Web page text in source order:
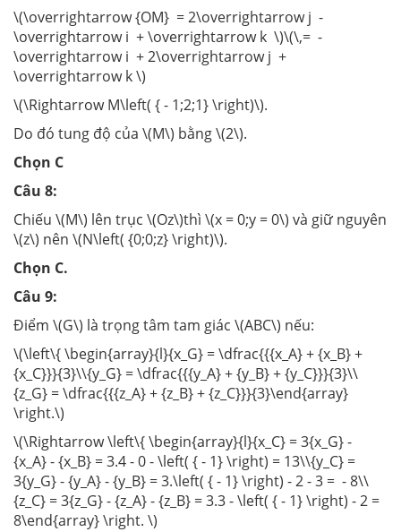
\(\overrightarrow {OM} = 2\overrightarrow j -
\overrightarrow i + \overrightarrow k \)\(\,= -
\overrightarrow i + 2\overrightarrow j +
\overrightarrow k \)
\(\Rightarrow M\left( { - 1;2;1} \right)\).
Do đó tung độ của \(M\) bằng \(2\).
Chọn C
Câu 8:
Chiếu \(M\) lên trục \(Oz\)thì \(x = 0;y = 0\) và giữ nguyên
\(z\) nên \(N\left( {0;0;z} \right)\).
Chọn C.
Câu 9:
Điểm \(G\) là trọng tâm tam giác \(ABC\) nếu:
\(\left\{ \begin{array}{l}{x_G} = \dfrac{{{x_A} + {x_B} +
{x_C}}}{3}\\{y_G} = \dfrac{{{y_A} + {y_B} + {y_C}}}{3}\\
{z_G} = \dfrac{{{z_A} + {z_B} + {z_C}}}{3}\end{array}
\right.\)
\(\Rightarrow \left\{ \begin{array}{l}{x_C} = 3{x_G} -
{x_A} - {x_B} = 3.4 - 0 - \left( { - 1} \right) = 13\\{y_C} =
3{y_G} - {y_A} - {y_B} = 3.\left( { - 1} \right) - 2 - 3 = - 8\\
{z_C} = 3{z_G} - {z_A} - {z_B} = 3.3 - \left( { - 1} \right) - 2 =
8\end{array} \right. \)